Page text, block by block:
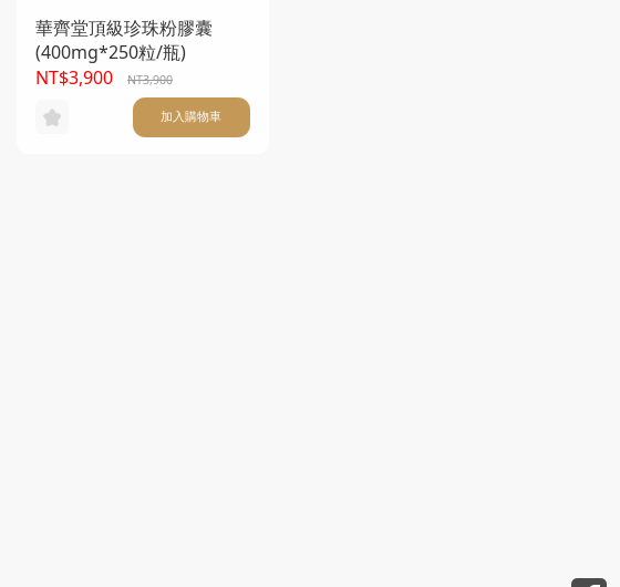
華齊堂頂級珍珠粉膠囊
(400mg*250粒/瓶)
NT$3,900
NT3,900
加入購物車